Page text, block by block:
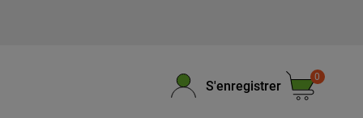
S'enregistrer
0